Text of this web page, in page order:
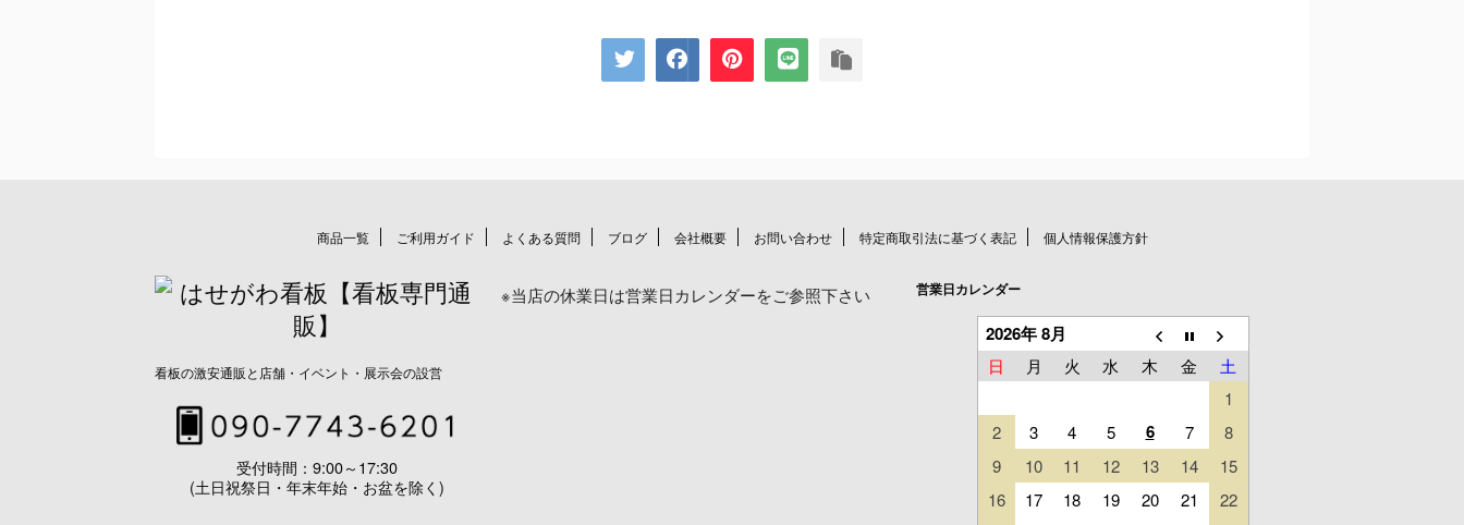
商品一覧 ご利用ガイド よくある質問 ブログ 会社概要 お問い合わせ 特定商取引法に基づく表記 個人情報保護方針
※当店の休業日は営業日カレンダーをご参照下さい 営業日カレンダー
2026年 8月
日 月 火 水 木 金
土
1
2
3 4 5 6 7
8
9
10 11 12 13 14
15
16
17 18 19 20 21
22
看板の激安通販と店舗・イベント・展示会の設営
受付時間：9:00～17:30
(土日祝祭日・年末年始・お盆を除く)